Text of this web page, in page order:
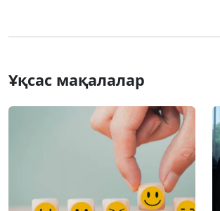
Ұқсас мақалалар